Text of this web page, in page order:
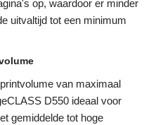
op, waardoor er minder
uitvaltijd tot een minimum
van maximaal
D550 ideaal voor
gemiddelde tot hoge